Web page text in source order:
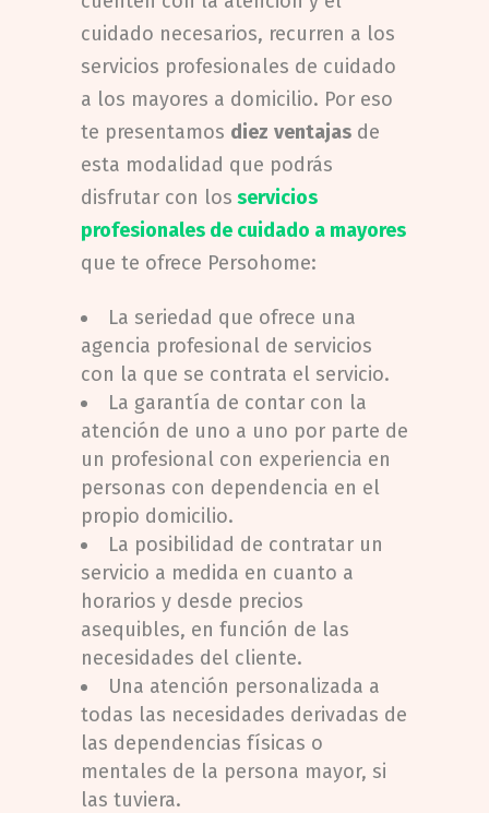
cuidado necesarios, recurren a los
servicios profesionales de cuidado
a los mayores a domicilio. Por eso
te presentamos diez ventajas de
esta modalidad que podrás
disfrutar con los servicios
profesionales de cuidado a mayores
que te ofrece Persohome:
La seriedad que ofrece una
agencia profesional de servicios
con la que se contrata el servicio.
La garantía de contar con la
atención de uno a uno por parte de
un profesional con experiencia en
personas con dependencia en el
propio domicilio.
La posibilidad de contratar un
servicio a medida en cuanto a
horarios y desde precios
asequibles, en función de las
necesidades del cliente.
Una atención personalizada a
todas las necesidades derivadas de
las dependencias físicas o
mentales de la persona mayor, si
las tuviera.